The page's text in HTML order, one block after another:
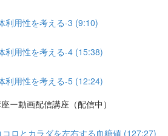
利用性を考える-3 (9:10)
利用性を考える-4 (15:38)
利用性を考える-5 (12:24)
ー動画配信講座（配信中）
ロとカラダを左右する血糖値 (127:27)